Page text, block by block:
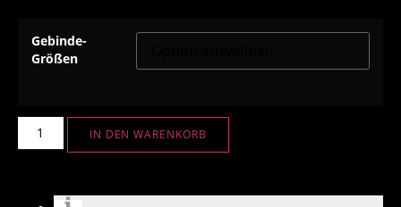
Gebinde-
Größen
IN DEN WARENKORB